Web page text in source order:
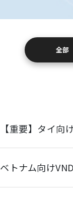
全部
【重要】タイ向
ベトナム向け